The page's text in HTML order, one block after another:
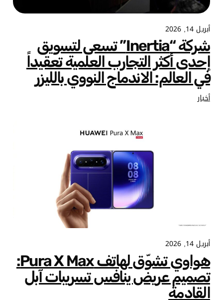
أبريل 14, 2026
شركة “Inertia” تسعى لتسويق
إحدى أكثر التجارب العلمية تعقيداً
في العالم: الاندماج النووي بالليزر
أخبار
أبريل 14, 2026
هواوي تشوّق لهاتف Pura X Max:
تصميم عريض ينافس تسريبات آبل
القادمة